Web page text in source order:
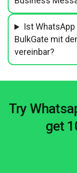
Ist
BulkGate mit
vereinbar?
Try
get